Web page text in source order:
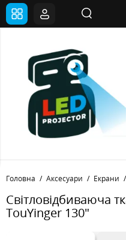
Головна Аксесуари Екрани
Світловідбиваюча
TouYinger 130"